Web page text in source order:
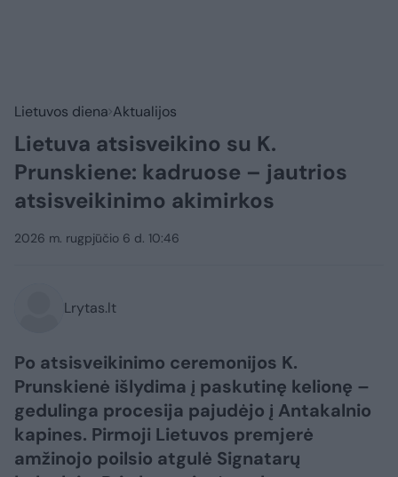
Lietuvos diena Aktualijos
Lietuva atsisveikino su K.
Prunskiene: kadruose – jautrios
atsisveikinimo akimirkos
2026 m. rugpjūčio 6 d. 10:46
Lrytas.lt
Po atsisveikinimo ceremonijos K.
Prunskienė išlydima į paskutinę kelionę –
gedulinga procesija pajudėjo į Antakalnio
kapines. Pirmoji Lietuvos premjerė
amžinojo poilsio atgulė Signatarų